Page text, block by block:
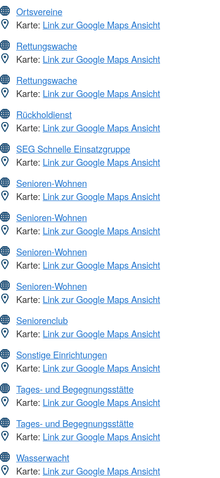
Ortsvereine
Karte: Link zur Google Maps Ansicht
Rettungswache
Karte: Link zur Google Maps Ansicht
Rettungswache
Karte: Link zur Google Maps Ansicht
Rückholdienst
Karte: Link zur Google Maps Ansicht
SEG Schnelle Einsatzgruppe
Karte: Link zur Google Maps Ansicht
Senioren-Wohnen
Karte: Link zur Google Maps Ansicht
Senioren-Wohnen
Karte: Link zur Google Maps Ansicht
Senioren-Wohnen
Karte: Link zur Google Maps Ansicht
Senioren-Wohnen
Karte: Link zur Google Maps Ansicht
Seniorenclub
Karte: Link zur Google Maps Ansicht
Sonstige Einrichtungen
Karte: Link zur Google Maps Ansicht
Tages- und Begegnungsstätte
Karte: Link zur Google Maps Ansicht
Tages- und Begegnungsstätte
Karte: Link zur Google Maps Ansicht
Wasserwacht
Karte: Link zur Google Maps Ansicht